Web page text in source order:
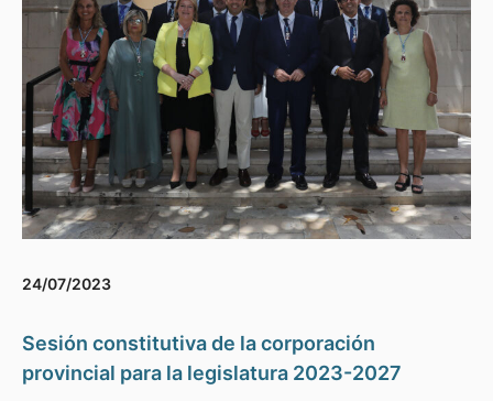
24/07/2023
Sesión constitutiva de la corporación
provincial para la legislatura 2023-2027